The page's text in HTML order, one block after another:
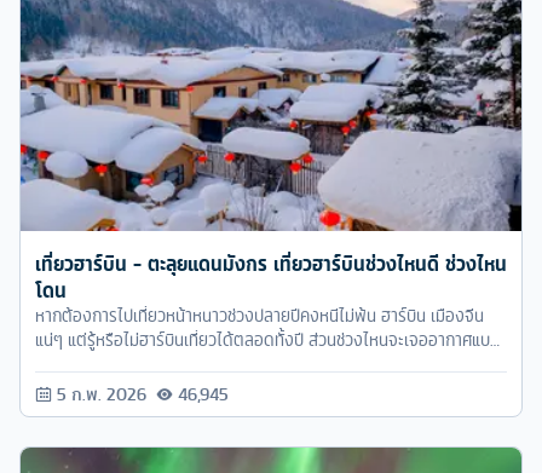
เที่ยวฮาร์บิน - ตะลุยแดนมังกร เที่ยวฮาร์บินช่วงไหนดี ช่วงไหน
โดน
หากต้องการไปเที่ยวหน้าหนาวช่วงปลายปีคงหนีไม่พ้น ฮาร์บิน เมืองจีน
แน่ๆ แต่รู้หรือไม่ฮาร์บินเที่ยวได้ตลอดทั้งปี ส่วนช่วงไหนจะเจออากาศแบบ
5 ก.พ. 2026 46,945